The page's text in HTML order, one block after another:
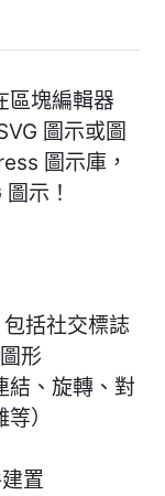
區塊編輯器
圖示或圖
圖示庫，
示！
括社交標誌
形
結、旋轉、對
）
置